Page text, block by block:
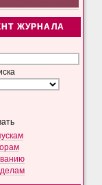
ЖУРНАЛА